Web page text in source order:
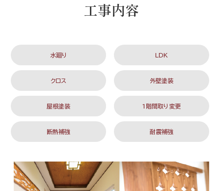
工事内容
水廻り LDK
クロス 外壁塗装
屋根塗装 1階間取り変更
断熱補強 耐震補強